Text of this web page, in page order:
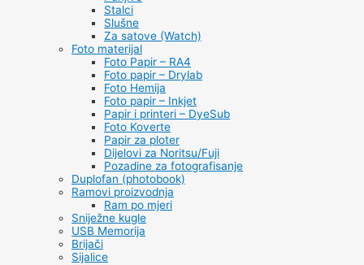
Stalci
Slušne
Za satove (Watch)
Foto materijal
Foto Papir – RA4
Foto papir – Drylab
Foto Hemija
Foto papir – Inkjet
Papir i printeri – DyeSub
Foto Koverte
Papir za ploter
Dijelovi za Noritsu/Fuji
Pozadine za fotografisanje
Duplofan (photobook)
Ramovi proizvodnja
Ram po mjeri
Sniježne kugle
USB Memorija
Brijači
Sijalice